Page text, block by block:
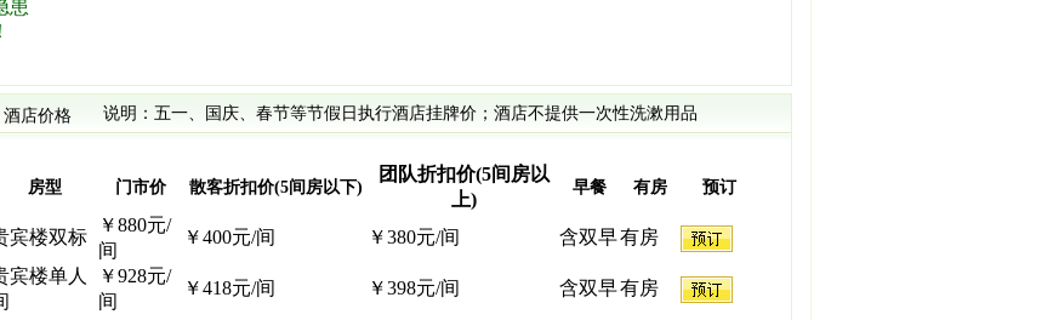
患
！
酒店价格 说明：五一、国庆、春节等节假日执行酒店挂牌价；酒店不提供一次性洗漱用品
房型 门市价 散客折扣价(5间房以下)
团队折扣价(5间房以
上)
早餐 有房 预订
宾楼双标
￥880元/
间
￥400元/间 ￥380元/间 含双早有房
宾楼单人
￥928元/
间
￥418元/间 ￥398元/间 含双早有房